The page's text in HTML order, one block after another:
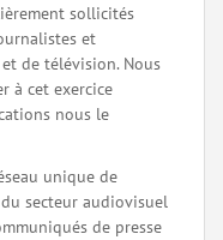
sollicités
et
de télévision. Nous
à cet exercice
nous le
unique de
secteur audiovisuel
de presse